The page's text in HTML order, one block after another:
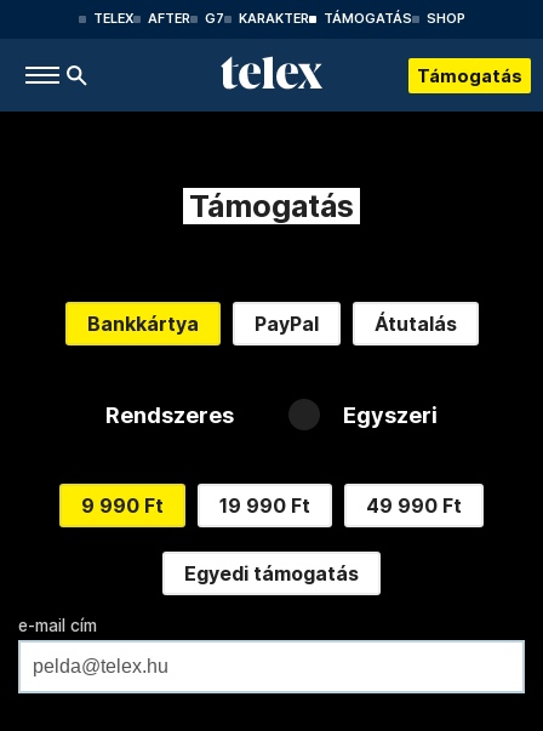
TELEX AFTER G7 KARAKTER TÁMOGATÁS SHOP
Támogatás
Támogatás
Bankkártya PayPal Átutalás
Rendszeres Egyszeri
9 990 Ft 19 990 Ft 49 990 Ft
Egyedi támogatás
e-mail cím